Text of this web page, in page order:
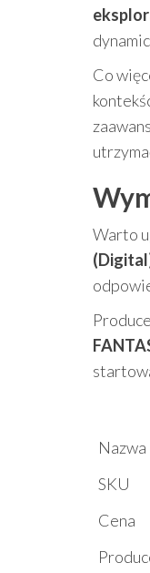
Co
Warto
Nazwa
SKU
Cena